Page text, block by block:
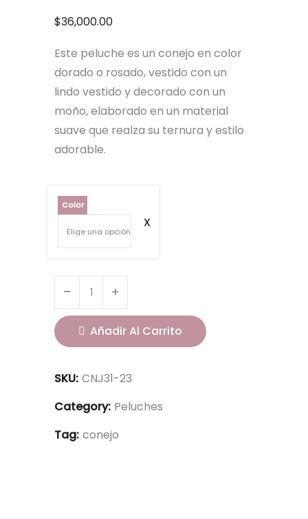
$36,000.00
Este peluche es un conejo en color
dorado o rosado, vestido con un
lindo vestido y decorado con un
moño, elaborado en un material
suave que realza su ternura y estilo
adorable.
Color
Añadir Al Carrito
SKU: CNJ31-23
Category: Peluches
Tag: conejo